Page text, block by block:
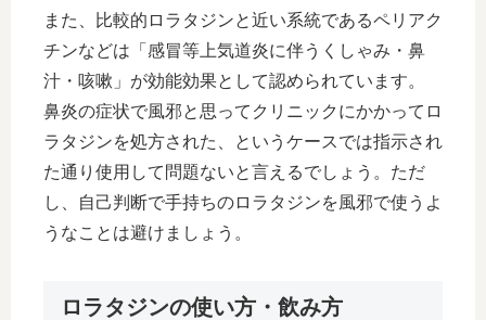
また、比較的ロラタジンと近い系統であるペリアク
チンなどは「感冒等上気道炎に伴うくしゃみ・鼻
汁・咳嗽」が効能効果として認められています。
鼻炎の症状で風邪と思ってクリニックにかかってロ
ラタジンを処方された、というケースでは指示され
た通り使用して問題ないと言えるでしょう。ただ
し、自己判断で手持ちのロラタジンを風邪で使うよ
うなことは避けましょう。
ロラタジンの使い方・飲み方